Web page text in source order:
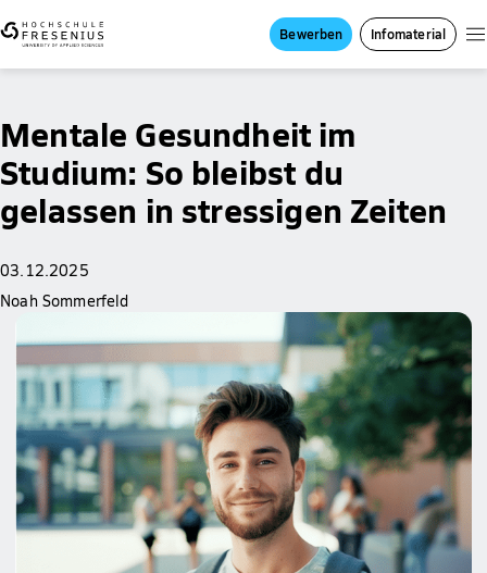
Bewerben Infomaterial
Mentale Gesundheit im
Studium: So bleibst du
gelassen in stressigen Zeiten
03.12.2025
Noah Sommerfeld